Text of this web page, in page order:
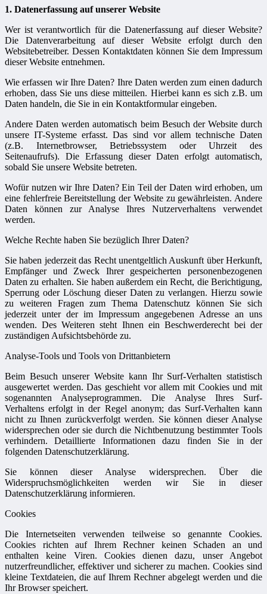
1. Datenerfassung auf unserer Website
Wer ist verantwortlich für die Datenerfassung auf dieser Website?
Die Datenverarbeitung auf dieser Website erfolgt durch den
Websitebetreiber. Dessen Kontaktdaten können Sie dem Impressum
dieser Website entnehmen.
Wie erfassen wir Ihre Daten? Ihre Daten werden zum einen dadurch
erhoben, dass Sie uns diese mitteilen. Hierbei kann es sich z.B. um
Daten handeln, die Sie in ein Kontaktformular eingeben.
Andere Daten werden automatisch beim Besuch der Website durch
unsere IT-Systeme erfasst. Das sind vor allem technische Daten
(z.B. Internetbrowser, Betriebssystem oder Uhrzeit des
Seitenaufrufs). Die Erfassung dieser Daten erfolgt automatisch,
sobald Sie unsere Website betreten.
Wofür nutzen wir Ihre Daten? Ein Teil der Daten wird erhoben, um
eine fehlerfreie Bereitstellung der Website zu gewährleisten. Andere
Daten können zur Analyse Ihres Nutzerverhaltens verwendet
werden.
Welche Rechte haben Sie bezüglich Ihrer Daten?
Sie haben jederzeit das Recht unentgeltlich Auskunft über Herkunft,
Empfänger und Zweck Ihrer gespeicherten personenbezogenen
Daten zu erhalten. Sie haben außerdem ein Recht, die Berichtigung,
Sperrung oder Löschung dieser Daten zu verlangen. Hierzu sowie
zu weiteren Fragen zum Thema Datenschutz können Sie sich
jederzeit unter der im Impressum angegebenen Adresse an uns
wenden. Des Weiteren steht Ihnen ein Beschwerderecht bei der
zuständigen Aufsichtsbehörde zu.
Analyse-Tools und Tools von Drittanbietern
Beim Besuch unserer Website kann Ihr Surf-Verhalten statistisch
ausgewertet werden. Das geschieht vor allem mit Cookies und mit
sogenannten Analyseprogrammen. Die Analyse Ihres Surf-
Verhaltens erfolgt in der Regel anonym; das Surf-Verhalten kann
nicht zu Ihnen zurückverfolgt werden. Sie können dieser Analyse
widersprechen oder sie durch die Nichtbenutzung bestimmter Tools
verhindern. Detaillierte Informationen dazu finden Sie in der
folgenden Datenschutzerklärung.
Sie können dieser Analyse widersprechen. Über die
Widerspruchsmöglichkeiten werden wir Sie in dieser
Datenschutzerklärung informieren.
Cookies
Die Internetseiten verwenden teilweise so genannte Cookies.
Cookies richten auf Ihrem Rechner keinen Schaden an und
enthalten keine Viren. Cookies dienen dazu, unser Angebot
nutzerfreundlicher, effektiver und sicherer zu machen. Cookies sind
kleine Textdateien, die auf Ihrem Rechner abgelegt werden und die
Ihr Browser speichert.